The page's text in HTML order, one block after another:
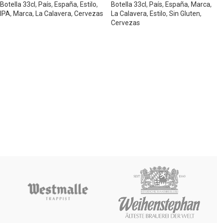
Botella 33cl, País, España, Estilo,
IPA, Marca, La Calavera, Cervezas
Botella 33cl, País, España, Marca,
La Calavera, Estilo, Sin Gluten,
Cervezas